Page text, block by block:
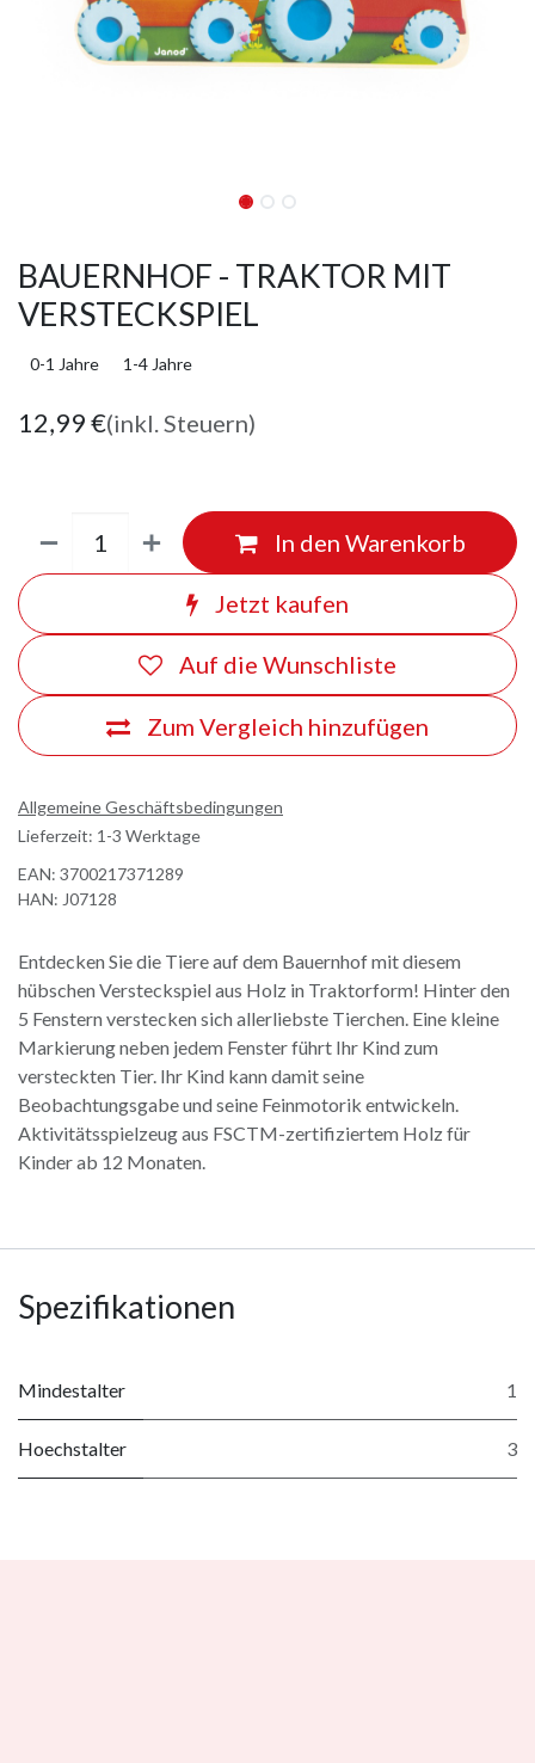
BAUERNHOF - TRAKTOR MIT
VERSTECKSPIEL
0-1 Jahre 1-4 Jahre
12,99€(inkl. Steuern)
In den Warenkorb
Jetzt kaufen
Zum Vergleich hinzufügen
Auf die Wunschliste
Allgemeine Geschäftsbedingungen
Lieferzeit: 1-3 Werktage
EAN: 3700217371289
HAN: J07128
Entdecken Sie die Tiere auf dem Bauernhof mit diesem
hübschen Versteckspiel aus Holz in Traktorform! Hinter den
5 Fenstern verstecken sich allerliebste Tierchen. Eine kleine
Markierung neben jedem Fenster führt Ihr Kind zum
versteckten Tier. Ihr Kind kann damit seine
Beobachtungsgabe und seine Feinmotorik entwickeln.
Aktivitätsspielzeug aus FSCTM-zertifiziertem Holz für
Kinder ab 12 Monaten.
Spezifikationen
Mindestalter 1
Hoechstalter 3